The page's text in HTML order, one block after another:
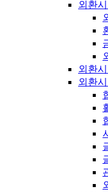
외환
외환
외환